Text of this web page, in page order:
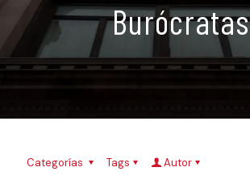
Burócratas
Categorías Tags Autor